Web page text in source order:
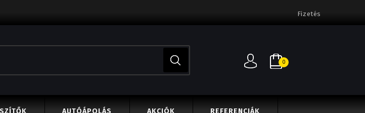
Fizetés
0
AUTÓÁPOLÁS AKCIÓK REFERENCIÁK